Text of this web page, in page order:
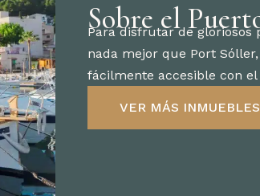
Sobre el
Para disfrutar de gloriosos
nada mejor que Port
fácilmente accesible con
VER MÁS INMUEBLES